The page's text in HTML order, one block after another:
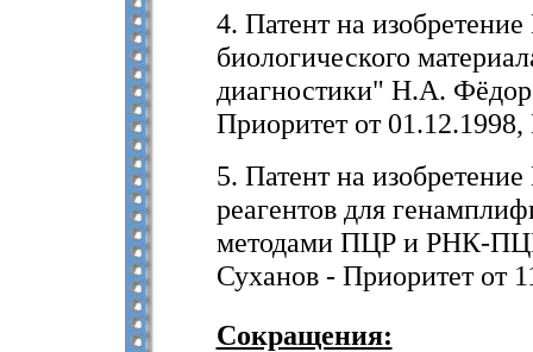
4. Патент на
биологического
диагностики" Н.А.
Приоритет от
5. Патент на
реагентов для
методами ПЦР и РНК-
Суханов - Приоритет от
Сокращения: